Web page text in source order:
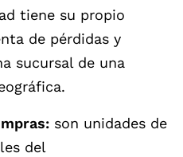
tiene su propio
de pérdidas y
sucursal de una
son unidades de
del